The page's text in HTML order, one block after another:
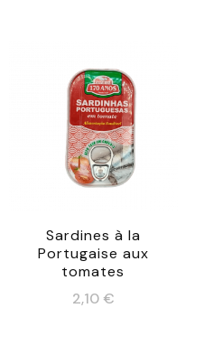
Sardines à la
Portugaise aux
tomates
2,10 €